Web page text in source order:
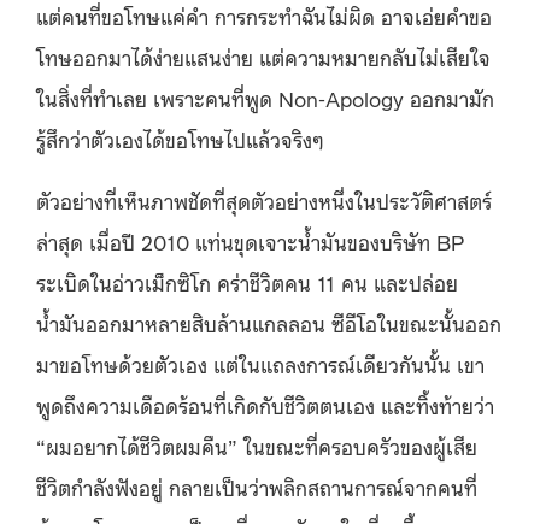
แต่คนที่ขอโทษแค่คำ การกระทำฉันไม่ผิด อาจเอ่ยคำขอ
โทษออกมาได้ง่ายแสนง่าย แต่ความหมายกลับไม่เสียใจ
ในสิ่งที่ทำเลย เพราะคนที่พูด Non-Apology ออกมามัก
รู้สึกว่าตัวเองได้ขอโทษไปแล้วจริงๆ
ตัวอย่างที่เห็นภาพชัดที่สุดตัวอย่างหนึ่งในประวัติศาสตร์
ล่าสุด เมื่อปี 2010 แท่นขุดเจาะน้ำมันของบริษัท BP
ระเบิดในอ่าวเม็กซิโก คร่าชีวิตคน 11 คน และปล่อย
น้ำมันออกมาหลายสิบล้านแกลลอน ซีอีโอในขณะนั้นออก
มาขอโทษด้วยตัวเอง แต่ในแถลงการณ์เดียวกันนั้น เขา
พูดถึงความเดือดร้อนที่เกิดกับชีวิตตนเอง และทิ้งท้ายว่า
“ผมอยากได้ชีวิตผมคืน” ในขณะที่ครอบครัวของผู้เสีย
ชีวิตกำลังฟังอยู่ กลายเป็นว่าพลิกสถานการณ์จากคนที่